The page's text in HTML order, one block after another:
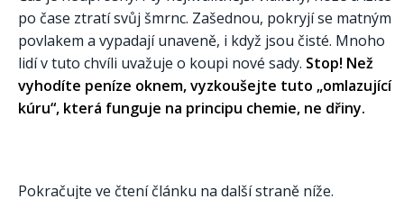
po čase ztratí svůj šmrnc. Zašednou, pokryjí se matným
povlakem a vypadají unaveně, i když jsou čisté. Mnoho
lidí v tuto chvíli uvažuje o koupi nové sady. Stop! Než
vyhodíte peníze oknem, vyzkoušejte tuto „omlazující
kúru“, která funguje na principu chemie, ne dřiny.
Pokračujte ve čtení článku na další straně níže.